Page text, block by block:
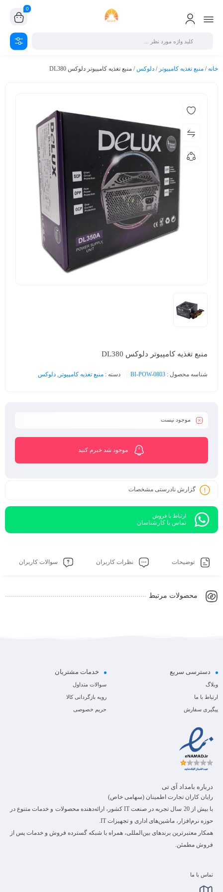
0
خانه/ منبع تغذیه کامپیوتر / دلوکس/ منبع تغذیه کامپیوتر دلوکس DL380
منبع تغذیه کامپیوتر دلوکس DL380
شناسه محصول : BI-POW-0803 دسته : منبع تغذیه کامپیوتر , دلوکس
موجود نیست
موجود شد خبرم کنید
گزارش نادرستی مشخصات
ارتباط با فروش
تماس با کارشناسان
توضیحات نظرات کاربران سوالات کاربران
محصولات مرتبط
دسترسی سریع
وبلاگ
ارتباط با ما
پیگیری سفارش
خدمات مشتریان
سوالات متداول
رویه بازگردانی کالا
حریم خصوصی
درباره بامداد آی تی
رایان کاران تجارت اطمینان (سهامی خاص)
با بیش از 20 سال تجربه در صنعت IT کشور، ارائه‌دهنده محصولات و خدمات متنوع در
حوزه نرم‌افزار، ماشین‌های اداری و تجهیزات IT.
همکار معتبرترین برندهای بین‌المللی، همراه با شبکه گسترده فروش و خدمات پس از
فروش مطمئن.
تماس با ما